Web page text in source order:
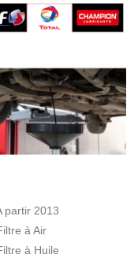
partir 2013
à Air
à Huile